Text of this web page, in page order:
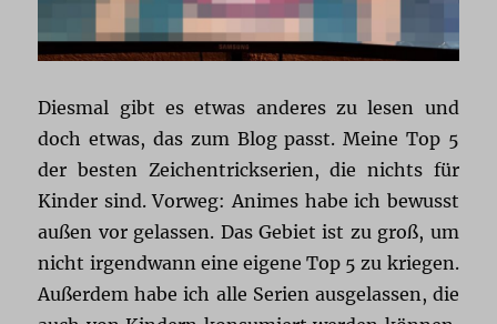
Diesmal gibt es etwas anderes zu lesen und
doch etwas, das zum Blog passt. Meine Top 5
der besten Zeichentrickserien, die nichts für
Kinder sind. Vorweg: Animes habe ich bewusst
außen vor gelassen. Das Gebiet ist zu groß, um
nicht irgendwann eine eigene Top 5 zu kriegen.
Außerdem habe ich alle Serien ausgelassen, die